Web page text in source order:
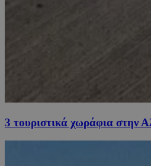
3 τουριστικά χωράφια στην